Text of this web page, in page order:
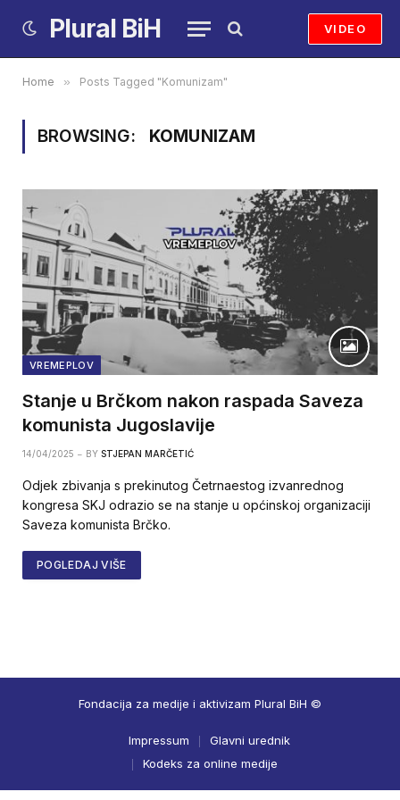
Plural BiH VIDEO
Home » Posts Tagged "Komunizam"
BROWSING: KOMUNIZAM
VREMEPLOV
Stanje u Brčkom nakon raspada Saveza
komunista Jugoslavije
14/04/2025 BY STJEPAN MARČETIĆ
Odjek zbivanja s prekinutog Četrnaestog izvanrednog
kongresa SKJ odrazio se na stanje u općinskoj organizaciji
Saveza komunista Brčko.
POGLEDAJ VIŠE
Fondacija za medije i aktivizam Plural BiH ©
Impressum
Glavni urednik
Kodeks za online medije